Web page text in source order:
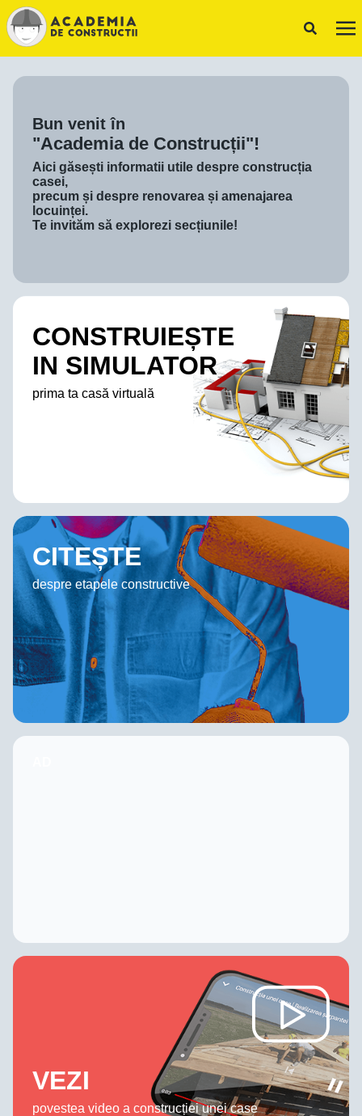
Bun venit în
"Academia de Construcții"!
Aici găsești informatii utile despre construcția
casei,
precum și despre renovarea și amenajarea
locuinței.
Te invităm să explorezi secțiunile!
CONSTRUIEȘTE
IN SIMULATOR
prima ta casă virtuală
CITEȘTE
despre etapele constructive
VEZI
povestea video a construcției unei case